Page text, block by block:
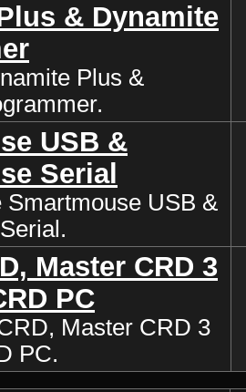
& Dynamite
Plus &
USB &
Serial
Smartmouse USB &
Master CRD 3
PC
Master CRD 3
PC.